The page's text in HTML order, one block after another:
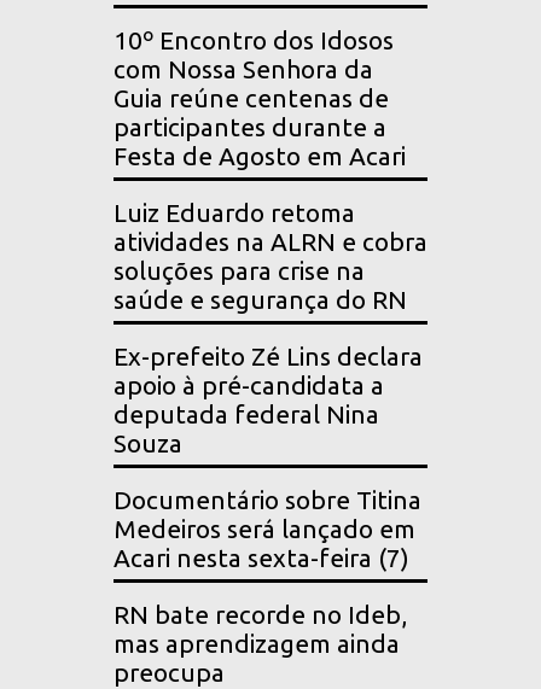
10º Encontro dos Idosos
com Nossa Senhora da
Guia reúne centenas de
participantes durante a
Festa de Agosto em Acari
Luiz Eduardo retoma
atividades na ALRN e cobra
soluções para crise na
saúde e segurança do RN
Ex-prefeito Zé Lins declara
apoio à pré-candidata a
deputada federal Nina
Souza
Documentário sobre Titina
Medeiros será lançado em
Acari nesta sexta-feira (7)
RN bate recorde no Ideb,
mas aprendizagem ainda
preocupa